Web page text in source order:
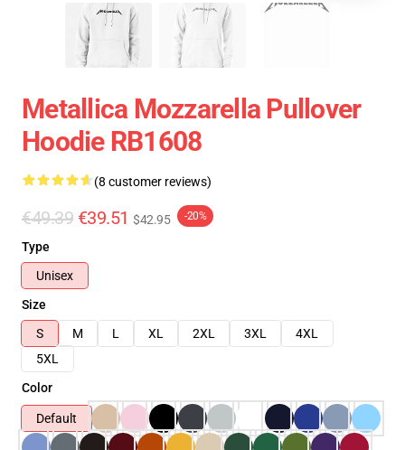
Metallica Mozzarella Pullover
Hoodie RB1608
(8 customer reviews)
€49.39 €39.51 $42.95 -20%
Type
Unisex
Size
S
M L XL 2XL 3XL
4XL
5XL
Color
Default